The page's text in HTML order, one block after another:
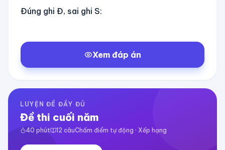
Đúng ghi Đ, sai ghi S:
Xem đáp án
LUYỆN ĐỀ ĐẦY ĐỦ
Đề thi cuối năm
40 phút 12 câuChấm điểm tự động · Xếp hạng